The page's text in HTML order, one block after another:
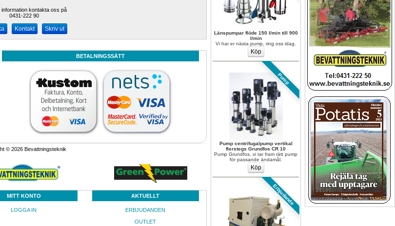
Länspumpar flöde 150 l/min till 900
l/min
Vi har er nästa pump, ring oss idag.
Pump
Pump centrifugalpump vertikal
flerstegs Grundfos CR 10
Pump Grundfos, vi tar fram rätt pump
för passande ändamål.
Erbjudande
information kontakta oss på
0431-222 90
Kontakt Skriv ut
BETALNINGSSÄTT
© 2026 Bevattningsteknik
MITT KONTO
LOGGA IN
AKTUELLT
ERBJUDANDEN
OUTLET